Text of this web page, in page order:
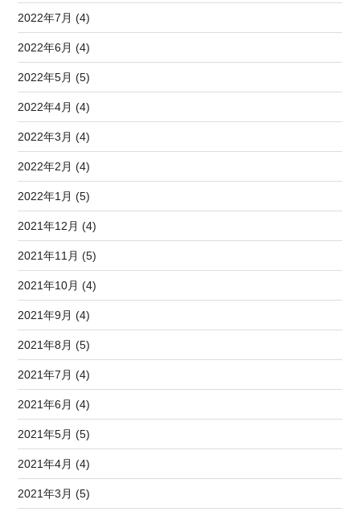
2022年7月 (4)
2022年6月 (4)
2022年5月 (5)
2022年4月 (4)
2022年3月 (4)
2022年2月 (4)
2022年1月 (5)
2021年12月 (4)
2021年11月 (5)
2021年10月 (4)
2021年9月 (4)
2021年8月 (5)
2021年7月 (4)
2021年6月 (4)
2021年5月 (5)
2021年4月 (4)
2021年3月 (5)